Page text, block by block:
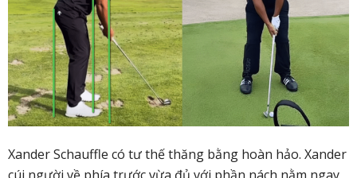
Xander Schauffle có tư thế thăng bằng hoàn hảo. Xander